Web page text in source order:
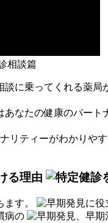
談に乗ってくれる薬局
あなたの健康のパート
リティーがわかりや
病の